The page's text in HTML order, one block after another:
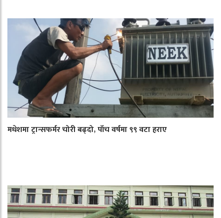
मधेशमा ट्रान्सफर्मर चोरी बढ्दो, पाँच वर्षमा ९९ वटा हराए